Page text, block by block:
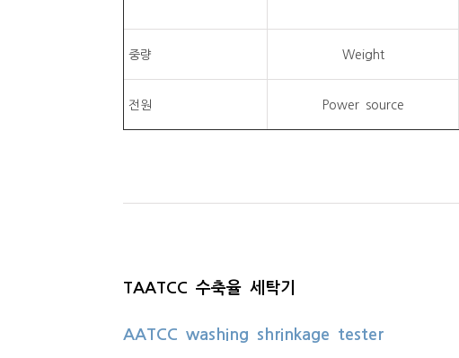
중량 Weight
전원 Power source
TAATCC 수축율 세탁기
AATCC washing shrinkage tester